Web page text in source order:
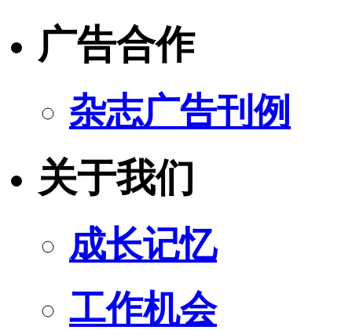
广告合作
杂志广告刊例
关于我们
成长记忆
工作机会